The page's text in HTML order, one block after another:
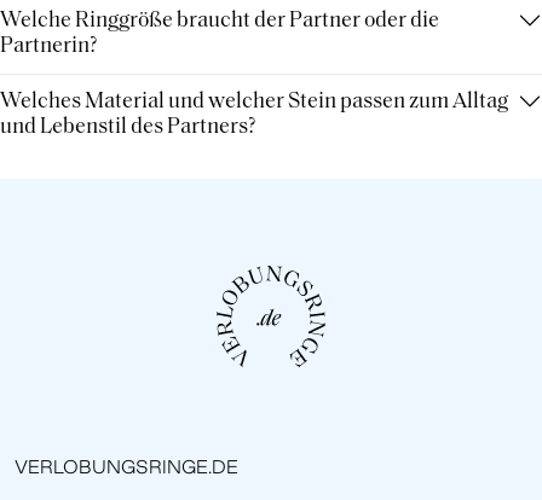
Welche Ringgröße braucht der Partner oder die
Partnerin?
Welches Material und welcher Stein passen zum Alltag
und Lebenstil des Partners?
VERLOBUNGSRINGE.DE